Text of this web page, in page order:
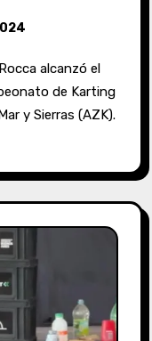
de Karting
y Sierras (AZK).